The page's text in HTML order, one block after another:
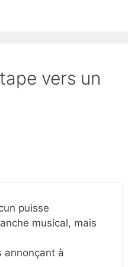
vers un
puisse
musical, mais
annonçant à